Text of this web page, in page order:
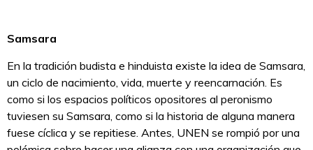
Samsara
En la tradición budista e hinduista existe la idea de Samsara,
un ciclo de nacimiento, vida, muerte y reencarnación. Es
como si los espacios políticos opositores al peronismo
tuviesen su Samsara, como si la historia de alguna manera
fuese cíclica y se repitiese. Antes, UNEN se rompió por una